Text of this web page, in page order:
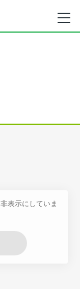
表示にしていま